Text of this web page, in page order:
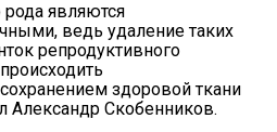
рода являются
ведь удаление таких
репродуктивного
здоровой ткани
Александр Скобенников.